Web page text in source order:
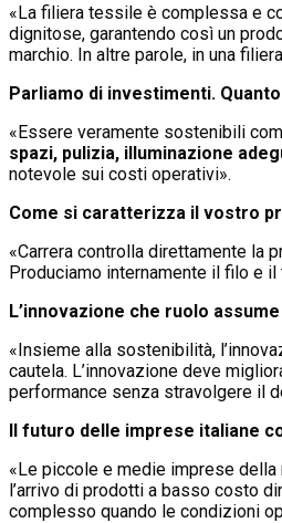
«La filiera tessile è complessa e
dignitose, garantendo così un
marchio. In altre parole, in una
Parliamo di investimenti.
«Essere veramente sostenibili
spazi, pulizia, illuminazione
notevole sui costi operativi».
Come si caratterizza il vostro
«Carrera controlla direttamente la
Produciamo internamente il filo e
L’innovazione che ruolo assume
«Insieme alla sostenibilità,
cautela. L’innovazione deve
performance senza stravolgere il
Il futuro delle imprese italiane
«Le piccole e medie imprese
l’arrivo di prodotti a basso costo
complesso quando le condizioni